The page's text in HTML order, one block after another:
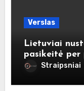
Verslas
Lietuviai
pasikeitė per
Straipsniai